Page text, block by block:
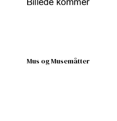
Mus og Musemåtter